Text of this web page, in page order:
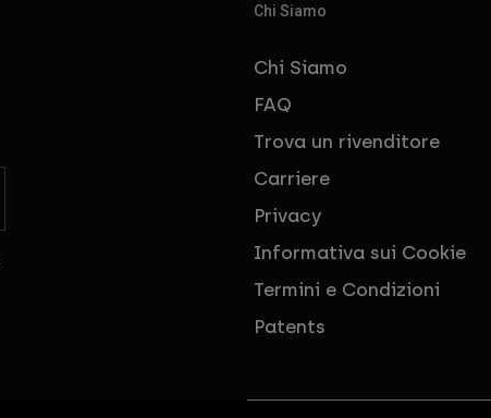
Chi Siamo
Chi Siamo
FAQ
Trova un rivenditore
Carriere
Privacy
Informativa sui Cookie
Termini e Condizioni
Patents